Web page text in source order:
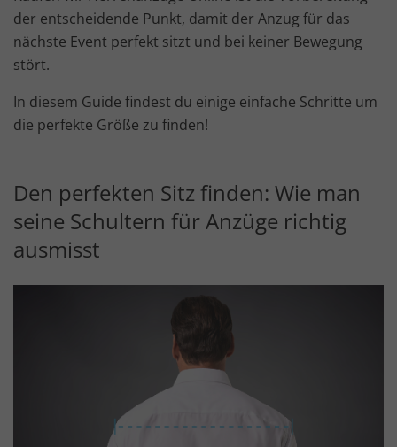
der entscheidende Punkt, damit der Anzug für das
nächste Event perfekt sitzt und bei keiner Bewegung
stört.
In diesem Guide findest du einige einfache Schritte um
die perfekte Größe zu finden!
Den perfekten Sitz finden: Wie man
seine Schultern für Anzüge richtig
ausmisst